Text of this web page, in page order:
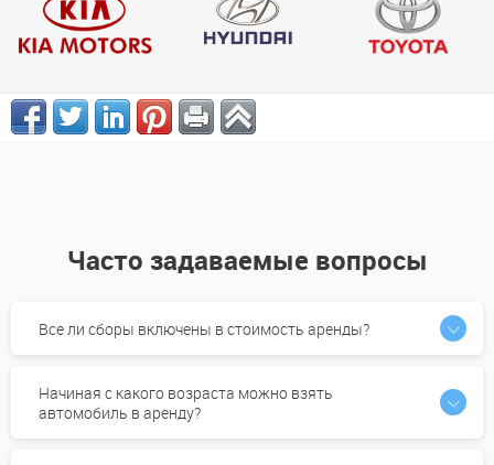
Часто задаваемые вопросы
Все ли сборы включены в стоимость аренды?
Начиная с какого возраста можно взять
автомобиль в аренду?